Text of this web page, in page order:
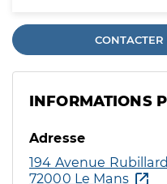
INFORMATIONS
Adresse
194 Avenue
72000 Le Mans